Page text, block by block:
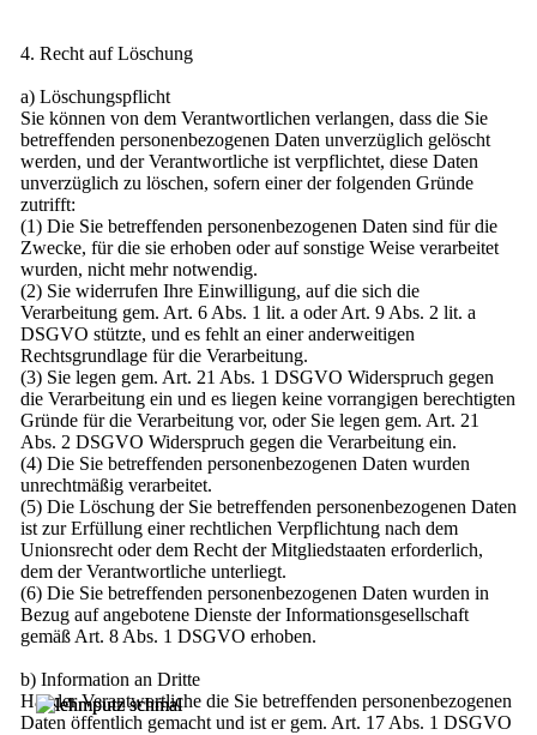
4. Recht auf Löschung
a) Löschungspflicht
Sie können von dem Verantwortlichen verlangen, dass die Sie
betreffenden personenbezogenen Daten unverzüglich gelöscht
werden, und der Verantwortliche ist verpflichtet, diese Daten
unverzüglich zu löschen, sofern einer der folgenden Gründe
zutrifft:
(1) Die Sie betreffenden personenbezogenen Daten sind für die
Zwecke, für die sie erhoben oder auf sonstige Weise verarbeitet
wurden, nicht mehr notwendig.
(2) Sie widerrufen Ihre Einwilligung, auf die sich die
Verarbeitung gem. Art. 6 Abs. 1 lit. a oder Art. 9 Abs. 2 lit. a
DSGVO stützte, und es fehlt an einer anderweitigen
Rechtsgrundlage für die Verarbeitung.
(3) Sie legen gem. Art. 21 Abs. 1 DSGVO Widerspruch gegen
die Verarbeitung ein und es liegen keine vorrangigen berechtigten
Gründe für die Verarbeitung vor, oder Sie legen gem. Art. 21
Abs. 2 DSGVO Widerspruch gegen die Verarbeitung ein.
(4) Die Sie betreffenden personenbezogenen Daten wurden
unrechtmäßig verarbeitet.
(5) Die Löschung der Sie betreffenden personenbezogenen Daten
ist zur Erfüllung einer rechtlichen Verpflichtung nach dem
Unionsrecht oder dem Recht der Mitgliedstaaten erforderlich,
dem der Verantwortliche unterliegt.
(6) Die Sie betreffenden personenbezogenen Daten wurden in
Bezug auf angebotene Dienste der Informationsgesellschaft
gemäß Art. 8 Abs. 1 DSGVO erhoben.
b) Information an Dritte
Hat der Verantwortliche die Sie betreffenden personenbezogenen
Daten öffentlich gemacht und ist er gem. Art. 17 Abs. 1 DSGVO